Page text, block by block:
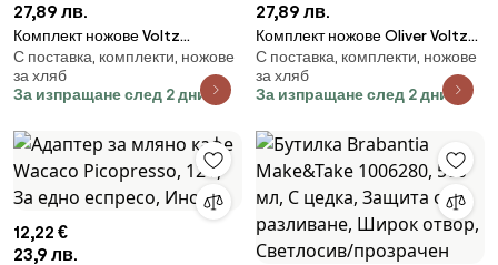
27,89 лв.
Комплект ножове Voltz
V51633A5, 5 броя, Мраморно
покритие, Стойка, Червен/сив
С поставка, комплекти, ножове
за хляб
За изпращане след 2 дни
27,89 лв.
Комплект ножове Oliver Voltz
OV51633H5, 6 части, Мраморно
покритие, Поставка, Сив
С поставка, комплекти, ножове
за хляб
За изпращане след 2 дни
12,22 €
23,9 лв.